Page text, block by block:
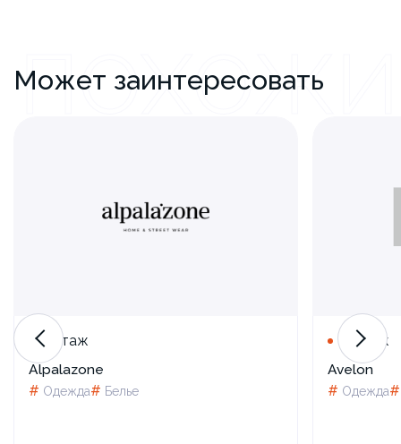
Может заинтересовать
1 этаж
Alpalazone
# Одежда# Белье
2 этаж
Avelon
# Одежда